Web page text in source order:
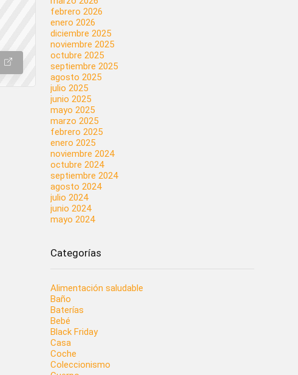
febrero 2026
enero 2026
diciembre 2025
noviembre 2025
octubre 2025
septiembre 2025
agosto 2025
julio 2025
junio 2025
mayo 2025
marzo 2025
febrero 2025
enero 2025
noviembre 2024
octubre 2024
septiembre 2024
agosto 2024
julio 2024
junio 2024
mayo 2024
Categorías
Alimentación saludable
Baño
Baterías
Bebé
Black Friday
Casa
Coche
Coleccionismo